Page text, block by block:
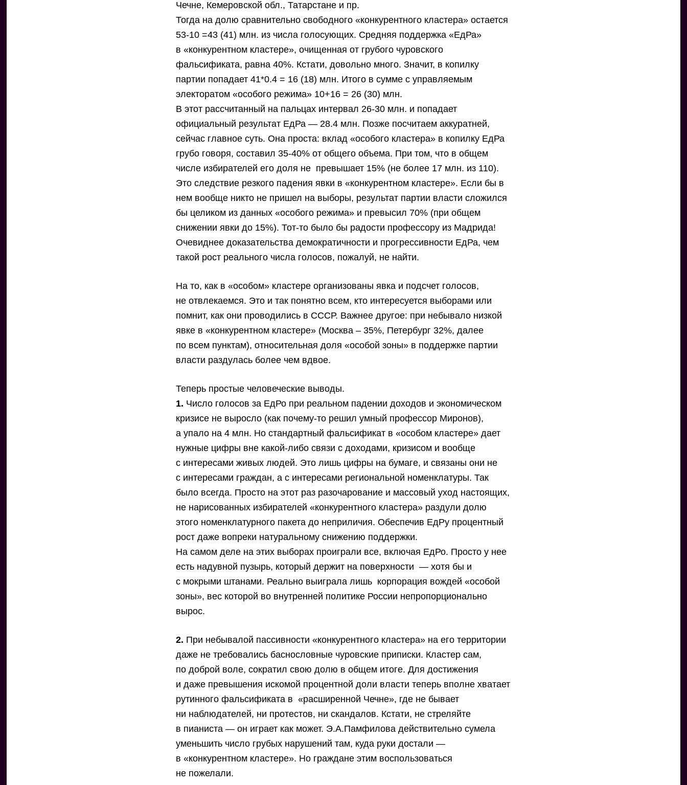
Чечне, Кемеровской обл., Татарстане и пр.
Тогда на долю сравнительно свободного «конкурентного кластера» остается
53-10 =43 (41) млн. из числа голосующих. Средняя поддержка «ЕдРа»
в «конкурентном кластере», очищенная от грубого чуровского
фальсификата, равна 40%. Кстати, довольно много. Значит, в копилку
партии попадает 41*0.4 = 16 (18) млн. Итого в сумме с управляемым
электоратом «особого режима» 10+16 = 26 (30) млн.
В этот рассчитанный на пальцах интервал 26-30 млн. и попадает
официальный результат ЕдРа — 28.4 млн. Позже посчитаем аккуратней,
сейчас главное суть. Она проста: вклад «особого кластера» в копилку ЕдРа
грубо говоря, составил 35-40% от общего объема. При том, что в общем
числе избирателей его доля не превышает 15% (не более 17 млн. из 110).
Это следствие резкого падения явки в «конкурентном кластере». Если бы в
нем вообще никто не пришел на выборы, результат партии власти сложился
бы целиком из данных «особого режима» и превысил 70% (при общем
снижении явки до 15%). Тот-то было бы радости профессору из Мадрида!
Очевиднее доказательства демократичности и прогрессивности ЕдРа, чем
такой рост реального числа голосов, пожалуй, не найти.
На то, как в «особом» кластере организованы явка и подсчет голосов,
не отвлекаемся. Это и так понятно всем, кто интересуется выборами или
помнит, как они проводились в СССР. Важнее другое: при небывало низкой
явке в «конкурентном кластере» (Москва – 35%, Петербург 32%, далее
по всем пунктам), относительная доля «особой зоны» в поддержке партии
власти раздулась более чем вдвое.
Теперь простые человеческие выводы.
1. Число голосов за ЕдРо при реальном падении доходов и экономическом
кризисе не выросло (как почему-то решил умный профессор Миронов),
а упало на 4 млн. Но стандартный фальсификат в «особом кластере» дает
нужные цифры вне какой-либо связи с доходами, кризисом и вообще
с интересами живых людей. Это лишь цифры на бумаге, и связаны они не
с интересами граждан, а с интересами региональной номенклатуры. Так
было всегда. Просто на этот раз разочарование и массовый уход настоящих,
не нарисованных избирателей «конкурентного кластера» раздули долю
этого номенклатурного пакета до неприличия. Обеспечив ЕдРу процентный
рост даже вопреки натуральному снижению поддержки.
На самом деле на этих выборах проиграли все, включая ЕдРо. Просто у нее
есть надувной пузырь, который держит на поверхности — хотя бы и
с мокрыми штанами. Реально выиграла лишь корпорация вождей «особой
зоны», вес которой во внутренней политике России непропорционально
вырос.
2. При небывалой пассивности «конкурентного кластера» на его территории
даже не требовались баснословные чуровские приписки. Кластер сам,
по доброй воле, сократил свою долю в общем итоге. Для достижения
и даже превышения искомой процентной доли власти теперь вполне хватает
рутинного фальсификата в «расширенной Чечне», где не бывает
ни наблюдателей, ни протестов, ни скандалов. Кстати, не стреляйте
в пианиста — он играет как может. Э.А.Памфилова действительно сумела
уменьшить число грубых нарушений там, куда руки достали —
в «конкурентном кластере». Но граждане этим воспользоваться
не пожелали.